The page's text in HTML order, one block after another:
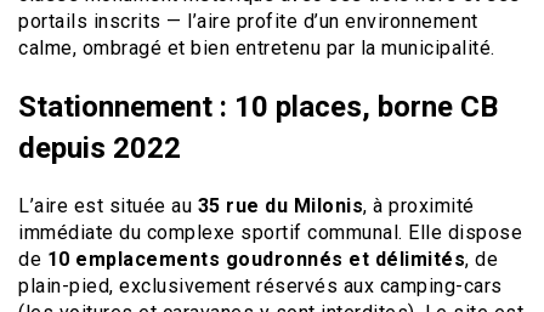
portails inscrits — l’aire profite d’un environnement
calme, ombragé et bien entretenu par la municipalité.
Stationnement : 10 places, borne CB
depuis 2022
L’aire est située au 35 rue du Milonis, à proximité
immédiate du complexe sportif communal. Elle dispose
de 10 emplacements goudronnés et délimités, de
plain-pied, exclusivement réservés aux camping-cars